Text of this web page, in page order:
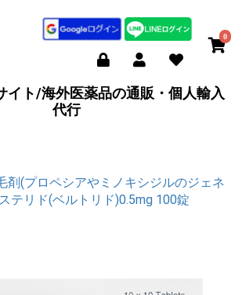
0
イト/海外医薬品の通販・個人輸入
代行
剤(プロペシアやミノキシジルのジェネ
テリド(ベルトリド)0.5mg 100錠